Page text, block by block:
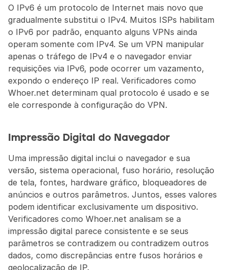
O IPv6 é um protocolo de Internet mais novo que
gradualmente substitui o IPv4. Muitos ISPs habilitam
o IPv6 por padrão, enquanto alguns VPNs ainda
operam somente com IPv4. Se um VPN manipular
apenas o tráfego de IPv4 e o navegador enviar
requisições via IPv6, pode ocorrer um vazamento,
expondo o endereço IP real. Verificadores como
Whoer.net determinam qual protocolo é usado e se
ele corresponde à configuração do VPN.
Impressão Digital do Navegador
Uma impressão digital inclui o navegador e sua
versão, sistema operacional, fuso horário, resolução
de tela, fontes, hardware gráfico, bloqueadores de
anúncios e outros parâmetros. Juntos, esses valores
podem identificar exclusivamente um dispositivo.
Verificadores como Whoer.net analisam se a
impressão digital parece consistente e se seus
parâmetros se contradizem ou contradizem outros
dados, como discrepâncias entre fusos horários e
geolocalização de IP.